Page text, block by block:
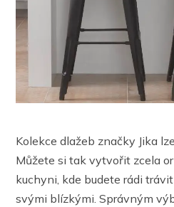
Kolekce dlažeb značky Jika
Můžete si tak vytvořit zcela
kuchyni, kde budete rádi
svými blízkými. Správným